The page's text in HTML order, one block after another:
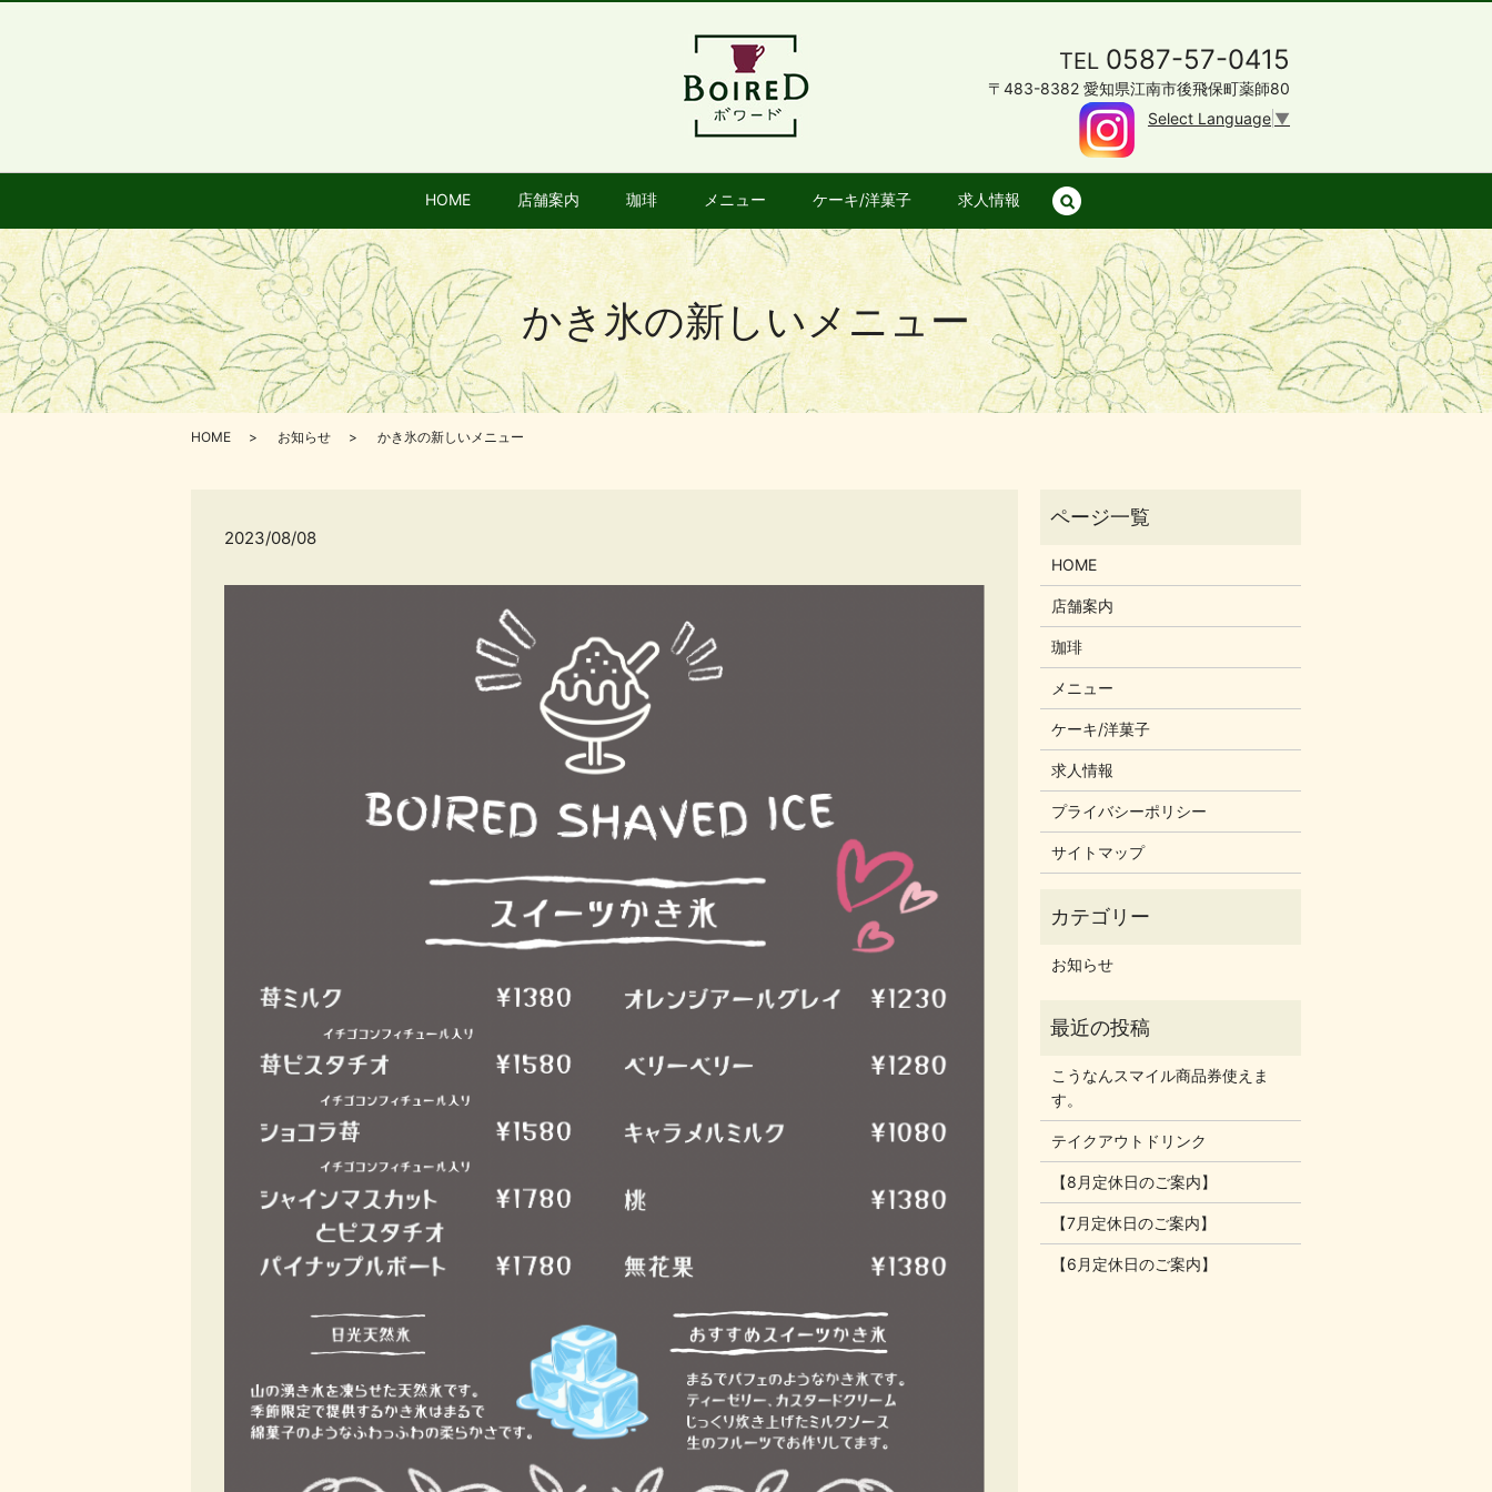
HOME 店舗案内 珈琲 メニュー ケーキ/洋菓子 求人情報 search
TEL 0587-57-0415
〒483-8382 愛知県江南市後飛保町薬師80
Select Language ▼
かき氷の新しいメニュー
HOME お知らせ かき氷の新しいメニュー
2023/08/08
HOME
店舗案内
珈琲
メニュー
ケーキ/洋菓子
求人情報
プライバシーポリシー
サイトマップ
お知らせ
こうなんスマイル商品券使えま
す。
テイクアウトドリンク
【8月定休日のご案内】
【7月定休日のご案内】
【6月定休日のご案内】